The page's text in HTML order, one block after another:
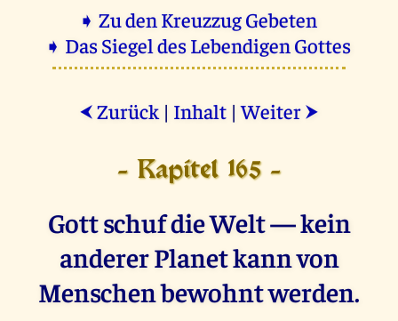
➧ Zu den Kreuzzug Gebeten
➧ Das Siegel des Lebendigen Gottes
⮜ Zurück | Inhalt |Weiter ⮞
- Kapitel 165 -
Gott schuf die Welt — kein
anderer Planet kann von
Menschen bewohnt werden.